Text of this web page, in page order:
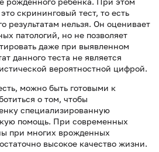
скрининговый тест, то есть
результатам нельзя. Он оценивает
патологий, но не позволяет
даже при выявленном
данного теста не является
вероятностной цифрой.
можно быть готовыми к
о том, чтобы
специализированную
помощь. При современных
при многих врожденных
высокое качество жизни.